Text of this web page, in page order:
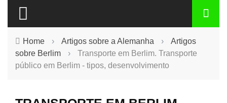
Home › Artigos sobre a Alemanha ›
Artigos
sobre Berlim
›
Transporte em Berlim. Transporte
público em Berlim - tipos, desenvolvimento